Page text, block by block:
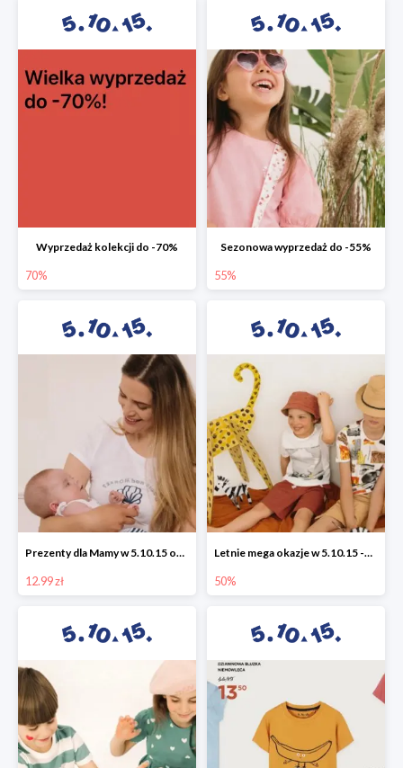
Wyprzedaż kolekcji do -70%
70%
Sezonowa wyprzedaż do -55%
55%
Prezenty dla Mamy w 5.10.15 od 12,99 zł
12.99 zł
Letnie mega okazje w 5.10.15 -50%
50%